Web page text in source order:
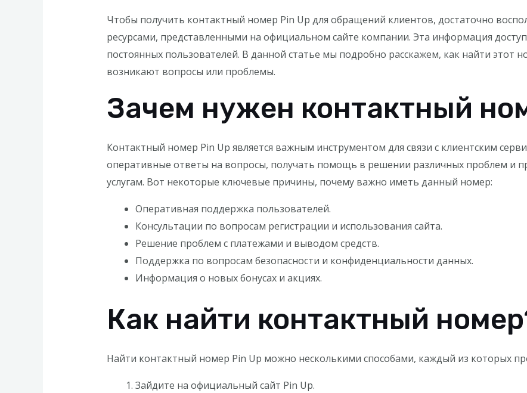
Чтобы получить контактный номер Pin Up для обращений клиентов, достаточно
ресурсами, представленными на официальном сайте компании. Эта информация
постоянных пользователей. В данной статье мы подробно расскажем, как найти этот
возникают вопросы или проблемы.
Зачем нужен контактный
Контактный номер Pin Up является важным инструментом для связи с клиентским
оперативные ответы на вопросы, получать помощь в решении различных проблем и
услугам. Вот некоторые ключевые причины, почему важно иметь данный номер:
Оперативная поддержка пользователей.
Консультации по вопросам регистрации и использования сайта.
Решение проблем с платежами и выводом средств.
Поддержка по вопросам безопасности и конфиденциальности данных.
Информация о новых бонусах и акциях.
Как найти контактный
Найти контактный номер Pin Up можно несколькими способами, каждый из которых
Зайдите на официальный сайт Pin Up.